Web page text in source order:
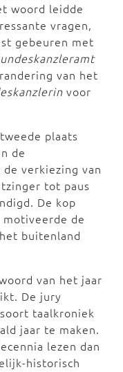
woord leidde
vragen,
gebeuren met
van het
voor
plaats
de
de verkiezing van
tot paus
De kop
de
buitenland
van het jaar
De jury
taalkroniek
jaar te maken.
lezen dan
historisch